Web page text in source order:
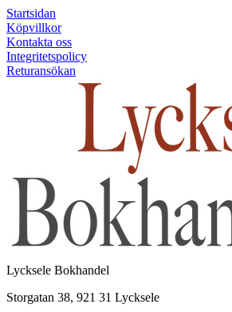
Startsidan
Köpvillkor
Kontakta oss
Integritetspolicy
Returansökan
Lycksele Bokhandel
Storgatan 38, 921 31 Lycksele